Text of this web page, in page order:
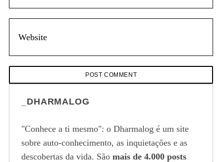
_DHARMALOG
"Conhece a ti mesmo": o Dharmalog é um site
sobre auto-conhecimento, as inquietações e as
descobertas da vida. São mais de 4.000 posts